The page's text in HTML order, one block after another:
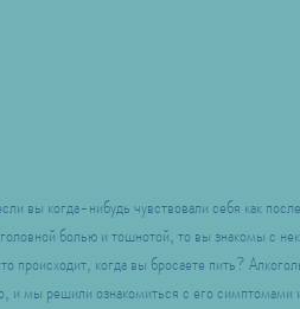
вы когда-нибудь чувствовали себя как
болью и тошнотой, то вы знакомы с
происходит, когда вы бросаете пить?
и мы решили ознакомиться с его симптомами